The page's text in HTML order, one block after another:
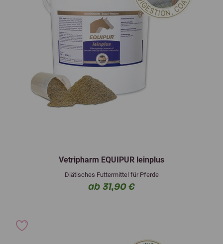
Vetripharm EQUIPUR leinplus
Diätisches Futtermittel für Pferde
ab 31,90 €